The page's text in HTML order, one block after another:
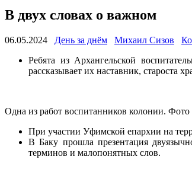
В двух словах о важном
06.05.2024 День за днём Михаил Сизов
Ребята из Архангельской
рассказывает их наставник,
Одна из работ воспитанников колонии.
При участии Уфимской епархии на
В Баку прошла презентация
терминов и малопонятных слов.